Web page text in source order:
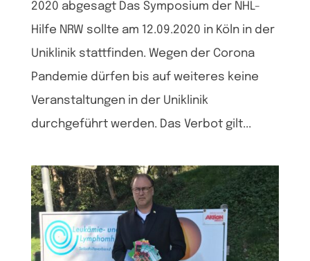
2020 abgesagt Das Symposium der NHL-
Hilfe NRW sollte am 12.09.2020 in Köln in der
Uniklinik stattfinden. Wegen der Corona
Pandemie dürfen bis auf weiteres keine
Veranstaltungen in der Uniklinik
durchgeführt werden. Das Verbot gilt...